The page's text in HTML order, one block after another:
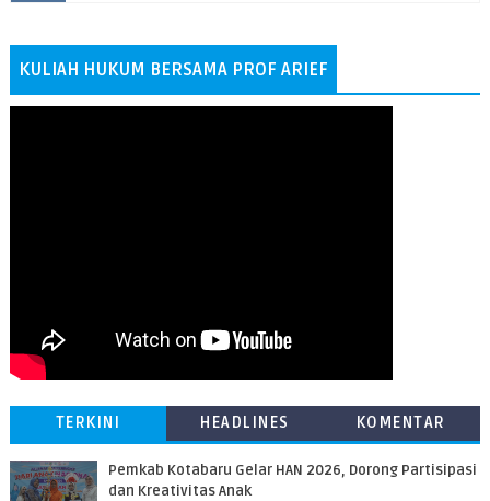
KULIAH HUKUM BERSAMA PROF ARIEF
TERKINI HEADLINES KOMENTAR
Pemkab Kotabaru Gelar HAN 2026, Dorong Partisipasi
dan Kreativitas Anak